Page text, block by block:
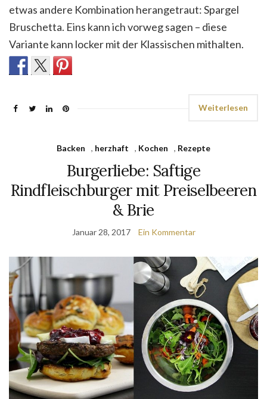
etwas andere Kombination herangetraut: Spargel
Bruschetta. Eins kann ich vorweg sagen – diese
Variante kann locker mit der Klassischen mithalten.
Weiterlesen
Backen , herzhaft , Kochen , Rezepte
Burgerliebe: Saftige
Rindfleischburger mit Preiselbeeren
& Brie
Januar 28, 2017 Ein Kommentar